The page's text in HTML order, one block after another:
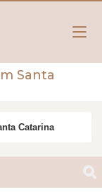
Santa
Catarina